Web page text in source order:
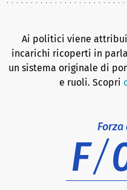
Ai politici viene
incarichi ricoperti in
un sistema originale di
e ruoli. Scopri
Forza
F/